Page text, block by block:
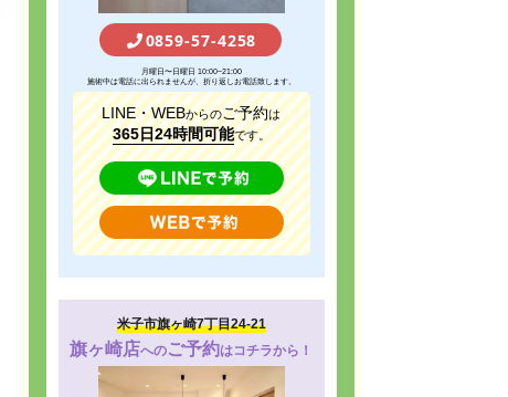
0859-57-4258
月曜日〜日曜日 10:00~21:00
施術中は電話に出られませんが、折り返しお電話致します。
LINE・WEBからのご予約は
365日24時間可能です。
米子市旗ヶ崎7丁目24-21
旗ヶ崎店へのご予約はコチラから！